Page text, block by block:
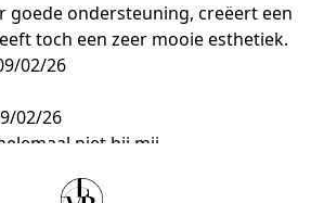
goede ondersteuning, creëert een
toch een zeer mooie esthetiek.
02/26
02/26
niet bij mij.